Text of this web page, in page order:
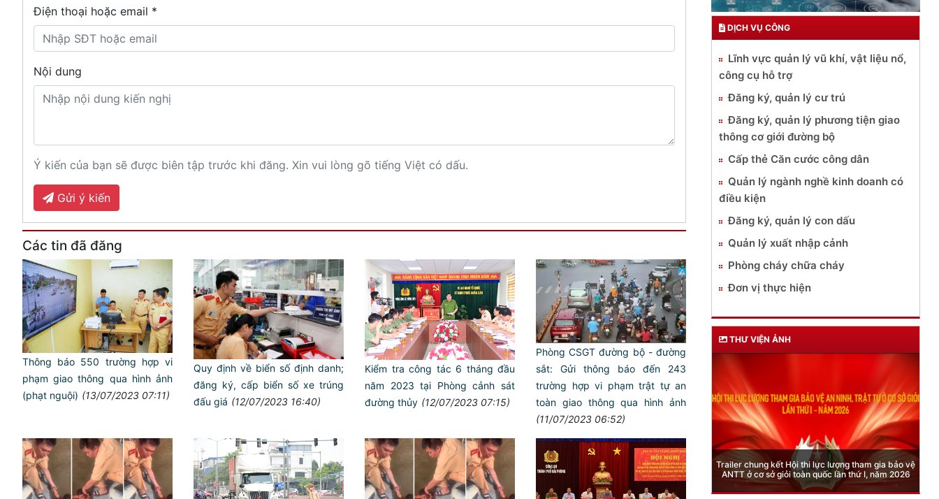
Điện thoại hoặc email *
Nội dung
Ý kiến của bạn sẽ được biên tập trước khi đăng. Xin vui lòng gõ tiếng Việt có dấu.
Gửi ý kiến
Các tin đã đăng
Thông báo 550 trường hợp vi
phạm giao thông qua hình ảnh
(phạt nguội) (13/07/2023 07:11)
Quy định về biển số định danh;
đăng ký, cấp biển số xe trúng
đấu giá (12/07/2023 16:40)
Kiểm tra công tác 6 tháng đầu
năm 2023 tại Phòng cảnh sát
đường thủy (12/07/2023 07:15)
Phòng CSGT đường bộ - đường
sắt: Gửi thông báo đến 243
trường hợp vi phạm trật tự an
toàn giao thông qua hình ảnh
(11/07/2023 06:52)
DỊCH VỤ CÔNG
Lĩnh vực quản lý vũ khí, vật liệu nổ,
công cụ hỗ trợ
Đăng ký, quản lý cư trú
Đăng ký, quản lý phương tiện giao
thông cơ giới đường bộ
Cấp thẻ Căn cước công dân
Quản lý ngành nghề kinh doanh có
điều kiện
Đăng ký, quản lý con dấu
Quản lý xuất nhập cảnh
Phòng cháy chữa cháy
Đơn vị thực hiện
THƯ VIỆN ẢNH
Trailer chung kết Hội thi lực lượng tham gia bảo vệ
ANTT ở cơ sở giỏi toàn quốc lần thứ I, năm 2026
Phòng Quản lý xuất nhập cảnh: Hướng dẫn những
quy định mới trong lĩnh vực xuất cảnh, nhập cảnh
của công dân việt nam từ ngày 01/7/2026